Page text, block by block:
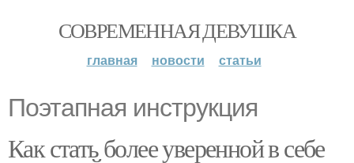
СОВРЕМЕННАЯ ДЕВУШКА
главная новости статьи
Поэтапная инструкция
Как стать более уверенной в себе